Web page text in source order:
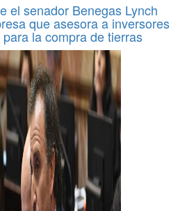
el senador Benegas Lynch
que asesora a inversores
la compra de tierras